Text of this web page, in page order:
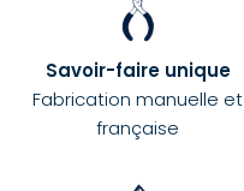
Savoir-faire unique
Fabrication manuelle et
française